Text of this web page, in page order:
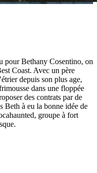
pour Bethany Cosentino, on
Coast. Avec un père
depuis son plus age,
dans une floppée
des contrats par de
Beth à eu la bonne idée de
groupe à fort